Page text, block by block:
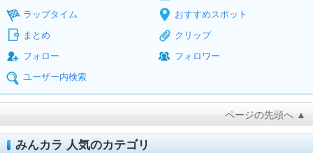
ラップタイム
おすすめスポット
まとめ
クリップ
フォロー
フォロワー
ユーザー内検索
ページの先頭へ ▲
みんカラ 人気のカテゴリ